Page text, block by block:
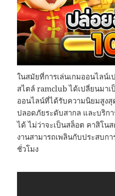
ในสมัยที่การเล่นเกมออนไลน์
สไตล์ ramclub ได้เปลี่ยนมา
ออนไลน์ที่ได้รับความนิยมสูง
ปลอดภัยระดับสากล และบริก
ได้ ไม่ว่าจะเป็นสล็อต คาสิโน
งานสามารถเพลินกับประสบ
ชั่วโมง